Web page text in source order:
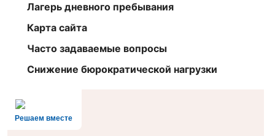
Лагерь дневного пребывания
Карта сайта
Часто задаваемые вопросы
Снижение бюрократической нагрузки
Решаем вместе